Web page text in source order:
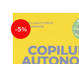
-5%